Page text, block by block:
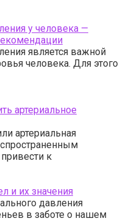
у человека —
является важной
человека. Для этого
артериальное
артериальная
к
и их значения
давления
в заботе о нашем